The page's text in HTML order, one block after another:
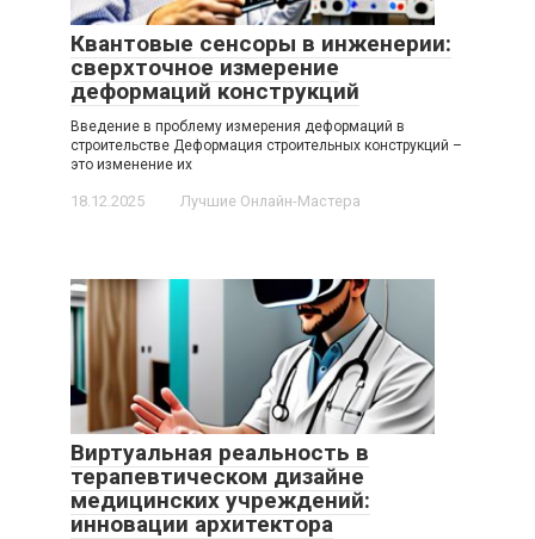
Квантовые сенсоры в инженерии:
сверхточное измерение
деформаций конструкций
Введение в проблему измерения деформаций в
строительстве Деформация строительных конструкций –
это изменение их
18.12.2025 Лучшие Онлайн-Мастера
Виртуальная реальность в
терапевтическом дизайне
медицинских учреждений:
инновации архитектора